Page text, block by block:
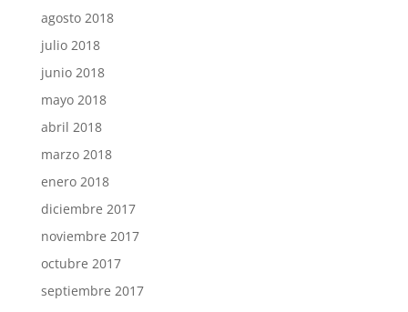
agosto 2018
julio 2018
junio 2018
mayo 2018
abril 2018
marzo 2018
enero 2018
diciembre 2017
noviembre 2017
octubre 2017
septiembre 2017